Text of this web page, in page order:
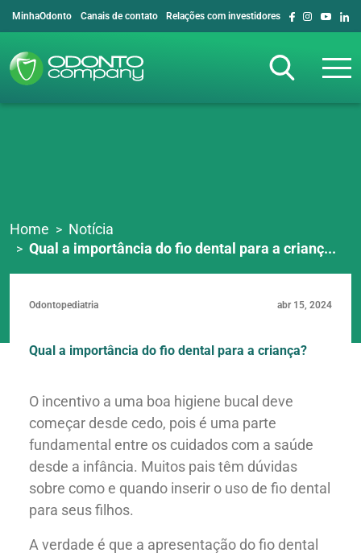
MinhaOdonto Canais de contato Relações com investidores
Home
Notícia
Qual a importância do fio dental para a crianç...
Odontopediatria abr 15, 2024
Qual a importância do fio dental para a criança?
O incentivo a uma boa higiene bucal deve
começar desde cedo, pois é uma parte
fundamental entre os cuidados com a saúde
desde a infância. Muitos pais têm dúvidas
sobre como e quando inserir o uso de fio dental
para seus filhos.
A verdade é que a apresentação do fio dental